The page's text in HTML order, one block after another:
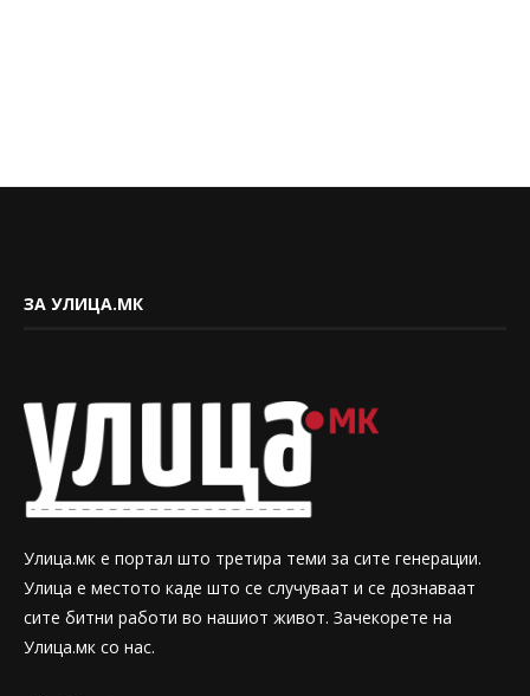
ЗА УЛИЦА.МК
Улица.мк е портал што третира теми за сите генерации.
Улица е местото каде што се случуваат и се дознаваат
сите битни работи во нашиот живот. Зачекорете на
Улица.мк со нас.